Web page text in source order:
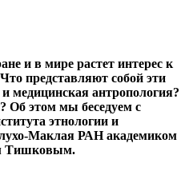
и в мире растет интерес к
представляют собой эти
медицинская антропология?
Об этом мы беседуем с
этнологии и
Маклая РАН академиком
Тишковым.